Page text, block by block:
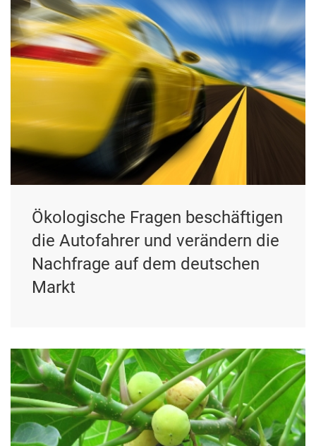
Ökologische Fragen beschäftigen
die Autofahrer und verändern die
Nachfrage auf dem deutschen
Markt